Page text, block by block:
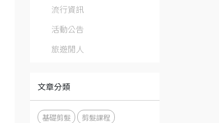
流行資訊
活動公告
旅遊閒人
文章分類
基礎剪髮
剪髮課程